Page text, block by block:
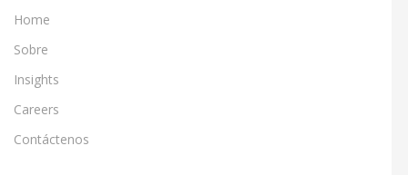
Home
Sobre
Insights
Careers
Contáctenos